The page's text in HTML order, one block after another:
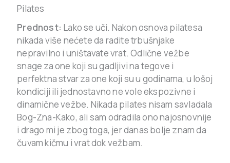
Pilates
Prednost: Lako se uči. Nakon osnova pilatesa
nikada više nećete da radite trbušnjake
nepravilno i uništavate vrat. Odlične vežbe
snage za one koji su gadljivi na tegove i
perfektna stvar za one koji su u godinama, u lošoj
kondiciji ili jednostavno ne vole ekspozivne i
dinamične vežbe. Nikada pilates nisam savladala
Bog-Zna-Kako, ali sam odradila ono najosnovnije
i drago mi je zbog toga, jer danas bolje znam da
čuvam kičmu i vrat dok vežbam.